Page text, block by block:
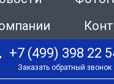
+7 (499) 398 22
Заказать обратный звонок